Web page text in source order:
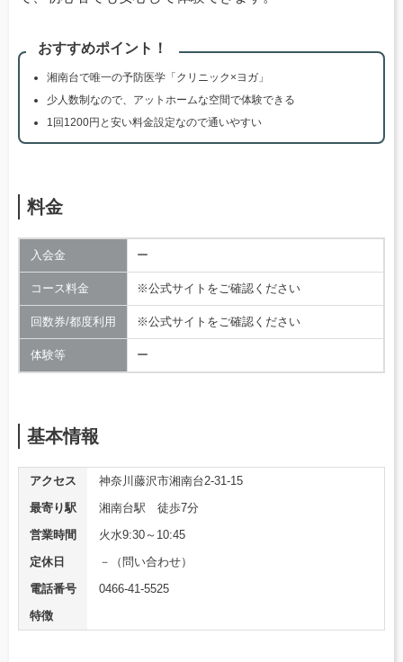
おすすめポイント！
湘南台で唯一の予防医学「クリニック×ヨガ」
少人数制なので、アットホームな空間で体験できる
1回1200円と安い料金設定なので通いやすい
料金
入会金 ー
コース料金 ※公式サイトをご確認ください
回数券/都度利用 ※公式サイトをご確認ください
体験等 ー
基本情報
アクセス
神奈川藤沢市湘南台2-31-15
最寄り駅
湘南台駅 徒歩7分
営業時間
火水9:30～10:45
定休日
－（問い合わせ）
電話番号
0466-41-5525
特徴